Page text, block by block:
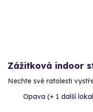
Zážitková indoor
Nechte své ratolesti
Opava (+ 1 další